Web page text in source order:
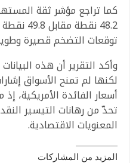
كما تراجع مؤشر ثقة
48.2
توقعات التضخم قصيرة
وأكد التقرير أن هذه
لكنها لم تمنح الأسواق
أسعار الفائدة الأمريكية،
تحدّ من رهانات التيسير
المعنويات الاقتصادية.
المزيد من المشاركات